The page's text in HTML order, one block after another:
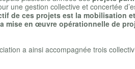
une gestion collective et concertée
de ces projets est la mobilisation
mise en œuvre opérationnelle de
a ainsi accompagnée trois